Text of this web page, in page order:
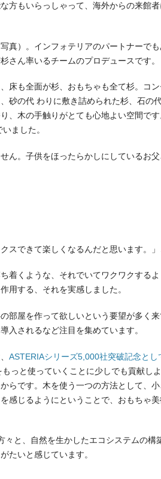
方もいらっしゃって、海外からの来館
真）。インフォテリアのパートナーで
杉さん率いるチームのプロデュースです。
床も全面が杉、おもちゃも全て杉。コン
砂の代 わりに敷き詰められた杉、石の
、木の手触りがとても心地よい空間です
ました。
ん。子供をほったらかしにしているお
スできて楽しくなるんだと思います。」
着くような、それでいてワクワクする
用する、それを実感しました。
部屋を作って欲しいという要望が多く
入されるなど注目を集めています。
ASTERIAシリーズ5,000社突破記念とし
っと使っていくことに少しでも貢献し
からです。木を使う一つの方法として、
感じるようにということで、おもちゃ
と、自然を生かしたエコシステムの構
たいと感じています。